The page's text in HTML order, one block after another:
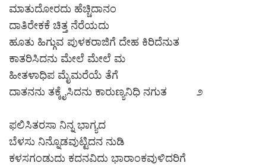
ಮಾತುದೋರದು ಹೆಚ್ಚಿದಾನಂ
ದಾತಿರೇಕಕೆ ಚಿತ್ತ ನೆರೆಯದು
ಹೂತು ಹಿಗ್ಗುವ ಪುಳಕರಾಜಿಗೆ ದೇಹ ಕಿರಿದೆನುತ
ಕಾತರಿಸಿದನು ಮೇಲೆ ಮೇಲೆ ಮ
ಹೀತಳಾಧಿಪ ಮೈಮರೆಯೆ ತೆಗೆ
ದಾತನನು ತಕ್ಕೈಸಿದನು ಕಾರುಣ್ಯನಿಧಿ ನಗುತ ೨
ಫಲಿಸಿತರಸಾ ನಿನ್ನ ಭಾಗ್ಯದ
ಬೆಳಸು ನಿನ್ನೊಡವುಟ್ಟಿದನ ನುಡಿ
ಕಳಸಗಂಡುದು ಕದನವಿದು ಭಾರಾಂಕವುಳಿದರಿಗೆ